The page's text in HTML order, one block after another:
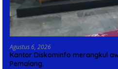
Agustus 6, 2026
Kantor Diskominfo merangkul
Pemalang.